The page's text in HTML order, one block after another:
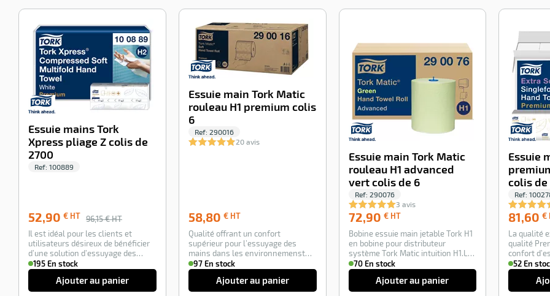
Col…
Essuie mains Tork
Xpress pliage Z colis de
2700
Ref: 100889
52,90 € HT 96,15 € HT
Il est idéal pour les clients et
utilisateurs désireux de bénéficier
d’une solution d’essuyage des
mains …
195 En stock
Ajouter au panier
Essuie main Tork Matic
rouleau H1 premium colis
6
Ref: 290016
20 avis
58,80 € HT
HT
Qualité offrant un confort
supérieur pour l’essuyage des
mains dans les environnemenst
exigeants. La qual…
97 En stock
Ajouter au panier
Essuie main Tork Matic
rouleau H1 advanced
vert colis de 6
Ref: 290076
3 avis
72,90 € HT
HT
Bobine essuie main jetable Tork H1
en bobine pour distributeur
système Tork Matic intuition H1.Le
système…
70 En stock
Ajouter au panier
Essuie
colis de
Ref:
81,60 €
La qualité
qualité
confort
gamme. …
52 En